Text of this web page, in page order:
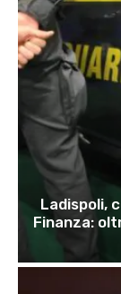
Ladispoli,
Finanza: